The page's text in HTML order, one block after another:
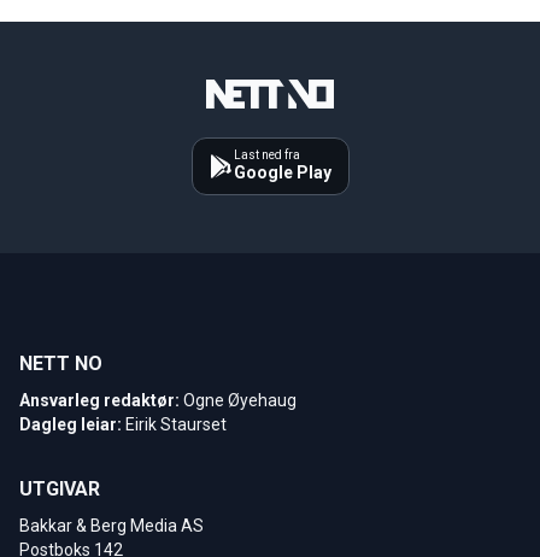
Last ned fra
Google Play
NETT NO
Ansvarleg redaktør: Ogne Øyehaug
Dagleg leiar: Eirik Staurset
UTGIVAR
Bakkar & Berg Media AS
Postboks 142